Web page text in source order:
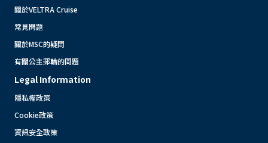
關於VELTRA Cruise
常見問題
關於MSC的疑問
有關公主郵輪的問題
Legal Information
隱私權政策
Cookie政策
資訊安全政策